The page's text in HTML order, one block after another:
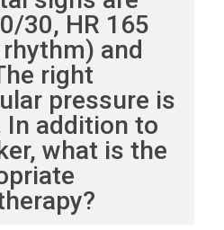
30, HR 165
and
right
pressure is
In addition to
what is the